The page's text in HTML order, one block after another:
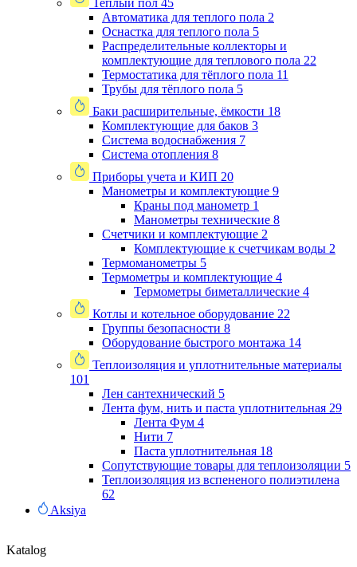
Теплый пол 45
Автоматика для теплого пола 2
Оснастка для теплого пола 5
Распределительные коллекторы и
комплектующие для теплового пола 22
Термостатика для тёплого пола 11
Трубы для тёплого пола 5
Баки расширительные, ёмкости 18
Комплектующие для баков 3
Система водоснабжения 7
Система отопления 8
Приборы учета и КИП 20
Манометры и комплектующие 9
Краны под манометр 1
Манометры технические 8
Счетчики и комплектующие 2
Комплектующие к счетчикам воды 2
Термоманометры 5
Термометры и комплектующие 4
Термометры биметаллические 4
Котлы и котельное оборудование 22
Группы безопасности 8
Оборудование быстрого монтажа 14
Теплоизоляция и уплотнительные материалы
101
Лен сантехнический 5
Лента фум, нить и паста уплотнительная 29
Лента Фум 4
Нити 7
Паста уплотнительная 18
Сопутствующие товары для теплоизоляции 5
Теплоизоляция из вспененого полиэтилена
62
Aksiya
Katalog